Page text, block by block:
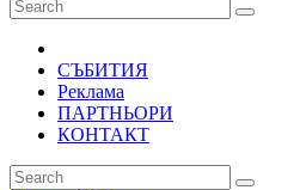
СЪБИТИЯ
Реклама
ПАРТНЬОРИ
КОНТАКТ